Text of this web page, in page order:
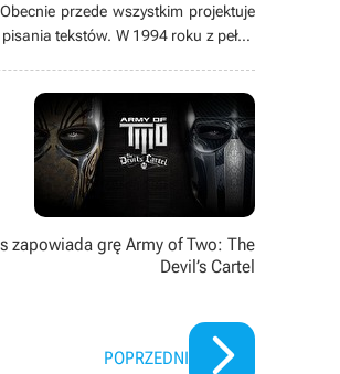
przede wszystkim projektuje
tekstów. W 1994 roku z pełną
i serial zawsze znajdzie czas), jak i
zapowiada grę Army of Two: The
Devil’s Cartel
POPRZEDNI